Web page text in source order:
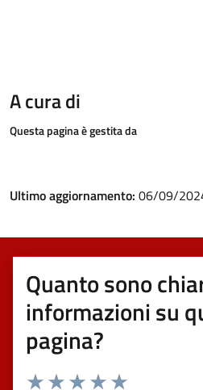
A cura di
Questa pagina è gestita da
Ultimo aggiornamento: 06/09/
Quanto sono
informazioni su
pagina?